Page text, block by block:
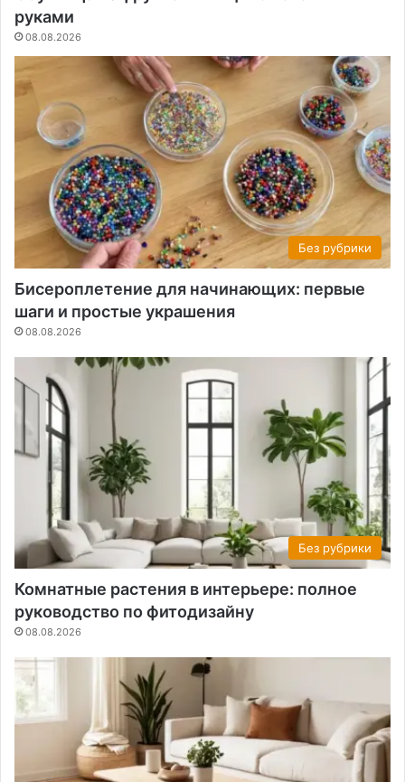
руками
08.08.2026
Без рубрики
Бисероплетение для начинающих: первые
шаги и простые украшения
08.08.2026
Без рубрики
Комнатные растения в интерьере: полное
руководство по фитодизайну
08.08.2026